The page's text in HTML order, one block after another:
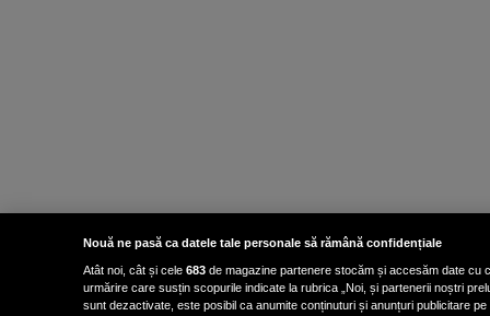
Nouă ne pasă ca datele tale personale să rămână confidențiale
Atât noi, cât și cele 683 de magazine partenere stocăm și accesăm date cu
urmărire care susțin scopurile indicate la rubrica „Noi, și partenerii noștri
sunt dezactivate, este posibil ca anumite conținuturi și anunțuri publicitare